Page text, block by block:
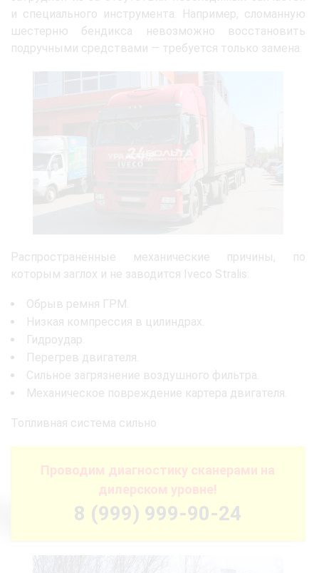
и специального инструмента. Например, сломанную
шестерню бендикса невозможно восстановить
подручными средствами — требуется только замена.
Распространённые механические причины, по
которым заглох и не заводится Iveco Stralis:
Обрыв ремня ГРМ.
Низкая компрессия в цилиндрах.
Гидроудар.
Перегрев двигателя.
Сильное загрязнение воздушного фильтра.
Механическое повреждение картера двигателя.
Топливная система сильно
Проводим диагностику сканерами на
дилерском уровне!
8 (999) 999-90-24